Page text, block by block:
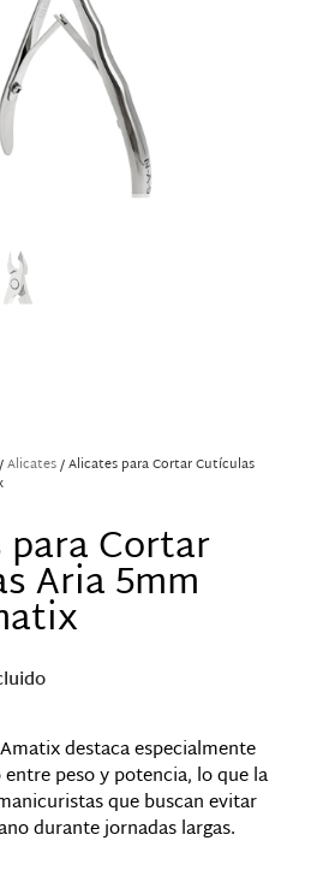
/Alicates/ Alicates para Cortar Cutículas
Cortar
Aria 5mm
destaca especialmente
peso y potencia, lo que la
que buscan evitar
durante jornadas largas.